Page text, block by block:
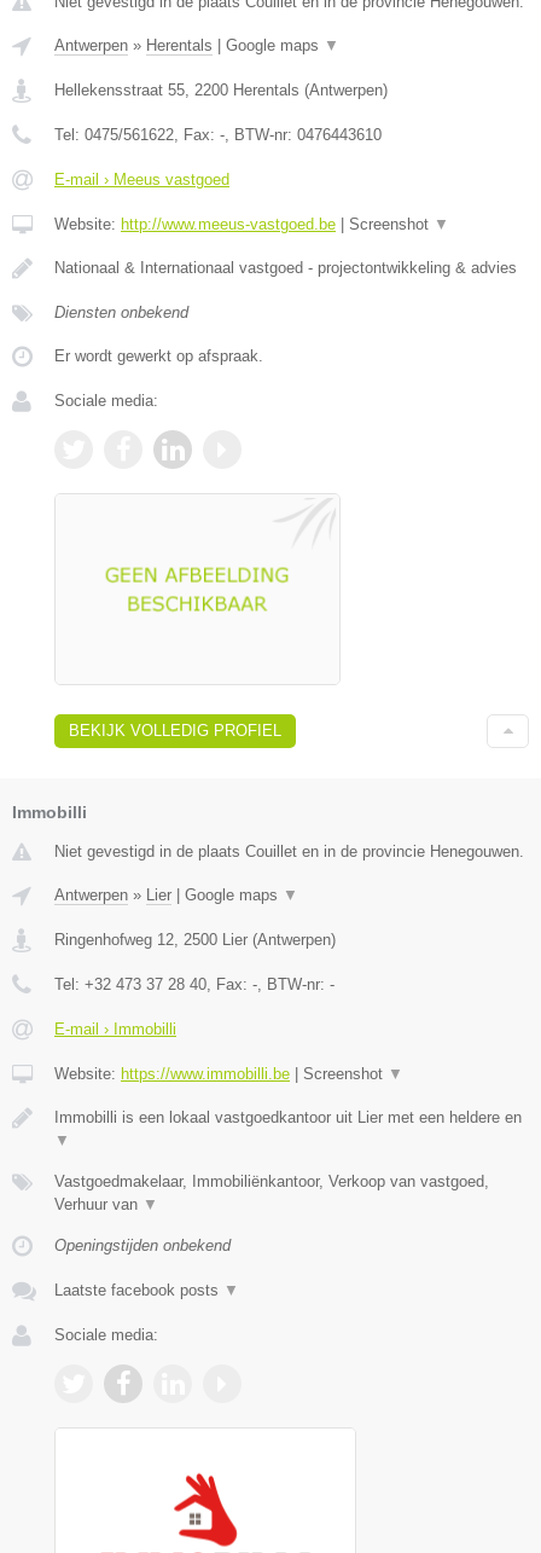
Antwerpen » Herentals Google maps ▼
Hellekensstraat 55, 2200 Herentals (Antwerpen)
Tel: 0475/561622, Fax: -, BTW-nr: 0476443610
E-mail › Meeus vastgoed
Website: http://www.meeus-vastgoed.be Screenshot ▼
Nationaal & Internationaal vastgoed - projectontwikkeling & advies
Diensten onbekend
Er wordt gewerkt op afspraak.
Sociale media:
BEKIJK VOLLEDIG PROFIEL
Immobilli
Niet gevestigd in de plaats Couillet en in de provincie Henegouwen.
Antwerpen » Lier Google maps ▼
Ringenhofweg 12, 2500 Lier (Antwerpen)
Tel: +32 473 37 28 40, Fax: -, BTW-nr: -
E-mail › Immobilli
Website: https://www.immobilli.be Screenshot ▼
Immobilli is een lokaal vastgoedkantoor uit Lier met een heldere en
▼
Vastgoedmakelaar, Immobiliënkantoor, Verkoop van vastgoed,
Verhuur van ▼
Openingstijden onbekend
Laatste facebook posts ▼
Sociale media: